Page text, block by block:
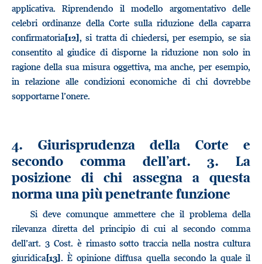
applicativa. Riprendendo il modello argomentativo delle
celebri ordinanze della Corte sulla riduzione della caparra
confirmatoria[12], si tratta di chiedersi, per esempio, se sia
consentito al giudice di disporne la riduzione non solo in
ragione della sua misura oggettiva, ma anche, per esempio,
in relazione alle condizioni economiche di chi dovrebbe
sopportarne l’onere.
4. Giurisprudenza della Corte e
secondo comma dell’art. 3. La
posizione di chi assegna a questa
norma una più penetrante funzione
Si deve comunque ammettere che il problema della
rilevanza diretta del principio di cui al secondo comma
dell’art. 3 Cost. è rimasto sotto traccia nella nostra cultura
giuridica[13]. È opinione diffusa quella secondo la quale il